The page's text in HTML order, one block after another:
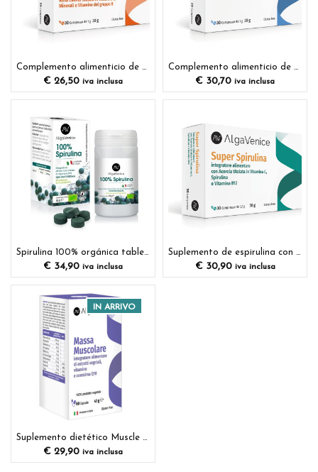
Complemento alimenticio de acción reconstituyente
€ 26,50 iva inclusa
Complemento alimenticio de espirulina con extractos de plantas y minerales
€ 30,70 iva inclusa
Spirulina 100% orgánica tabletas de suplemento dietético
€ 34,90 iva inclusa
Suplemento de espirulina con acerola
€30,90iva inclusa
IN ARRIVO
Suplemento dietético Muscle Mass
€ 29,90 iva inclusa